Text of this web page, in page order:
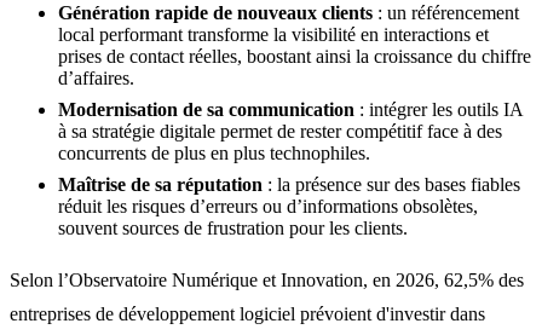
Génération rapide de nouveaux clients : un référencement
local performant transforme la visibilité en interactions et
prises de contact réelles, boostant ainsi la croissance du chiffre
d’affaires.
Modernisation de sa communication : intégrer les outils IA
à sa stratégie digitale permet de rester compétitif face à des
concurrents de plus en plus technophiles.
Maîtrise de sa réputation : la présence sur des bases fiables
réduit les risques d’erreurs ou d’informations obsolètes,
souvent sources de frustration pour les clients.
Selon l’Observatoire Numérique et Innovation, en 2026, 62,5% des
entreprises de développement logiciel prévoient d'investir dans